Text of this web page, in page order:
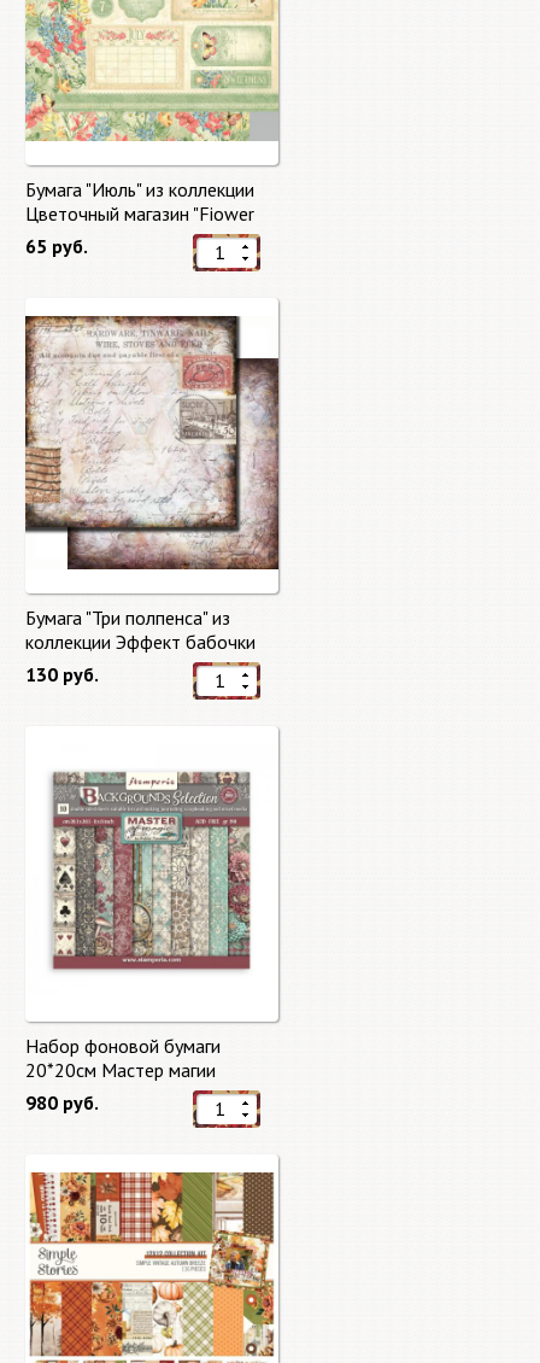
Бумага "Июль" из коллекции
Цветочный магазин "Fiower
Market"
65 руб.
Бумага "Три полпенса" из
коллекции Эффект бабочки
"Butterfly Effect"
130 руб.
Набор фоновой бумаги
20*20см Мастер магии
"Master of Magic" 10 листов +
бонус от Stamperia
980 руб.